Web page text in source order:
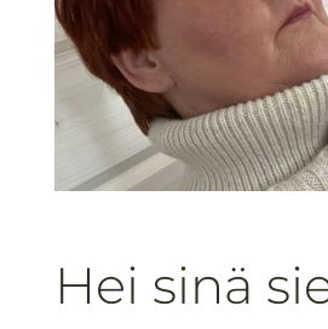
Hei sinä